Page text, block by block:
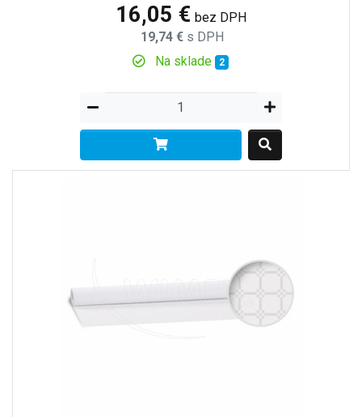
16,05 € bez DPH
19,74 € s DPH
Na sklade 2